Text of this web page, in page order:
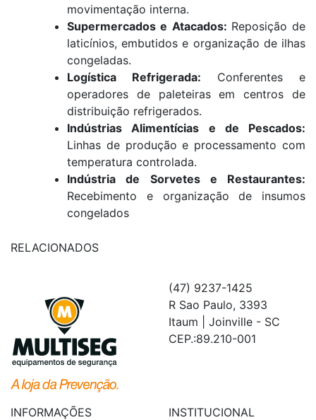
movimentação interna.
Supermercados e Atacados: Reposição de
laticínios, embutidos e organização de ilhas
congeladas.
Logística Refrigerada: Conferentes e
operadores de paleteiras em centros de
distribuição refrigerados.
Indústrias Alimentícias e de Pescados:
Linhas de produção e processamento com
temperatura controlada.
Indústria de Sorvetes e Restaurantes:
Recebimento e organização de insumos
congelados
RELACIONADOS
(47) 9237-1425
R Sao Paulo, 3393
Itaum | Joinville - SC
CEP.:89.210-001
INFORMAÇÕES
INSTITUCIONAL